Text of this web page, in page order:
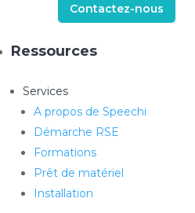
Contactez-nous
Ressources
Services
A propos de Speechi
Démarche RSE
Formations
Prêt de matériel
Installation